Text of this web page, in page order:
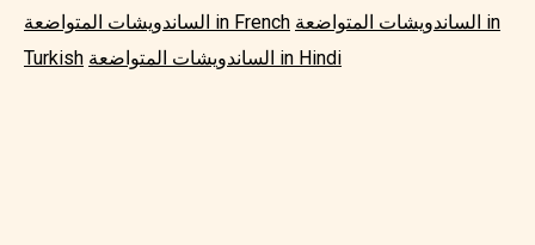
الساندويشات المتواضعة in French الساندويشات المتواضعة in
Turkish
الساندويشات المتواضعة in Hindi